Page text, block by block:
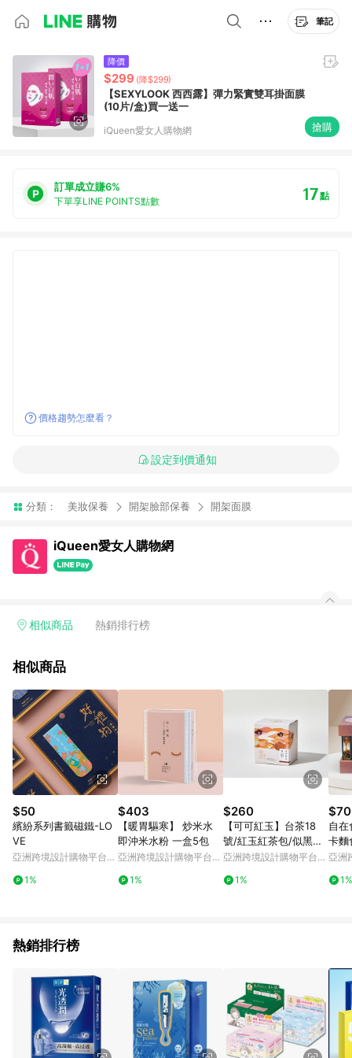
筆記
降價
$299 (降$299)
【SEXYLOOK 西西露】彈力緊實雙耳掛面膜
(10片/盒)買一送一
iQueen愛女人購物網 搶購
訂單成立賺6%
下單享LINE POINTS點數 17點
價格趨勢怎麼看？
設定到價通知
分類： 美妝保養 開架臉部保養 開架面膜
iQueen愛女人購物網
相似商品 熱銷排行榜
相似商品
$50
繽紛系列書籤磁鐵-LO
VE
亞洲跨境設計購物平台
1%
$403
【暖胃驅寒】 炒米水
即沖米水粉 一盒5包
亞洲跨境設計購物平台
1%
$260
【可可紅玉】台茶18
號/紅玉紅茶包/似黑糖
可可甜香氣
亞洲跨境設計購物平台
1%
自在
卡麵
亞洲
1%
熱銷排行榜